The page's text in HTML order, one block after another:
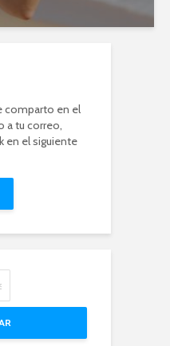
comparto en el
a tu correo,
en el siguiente